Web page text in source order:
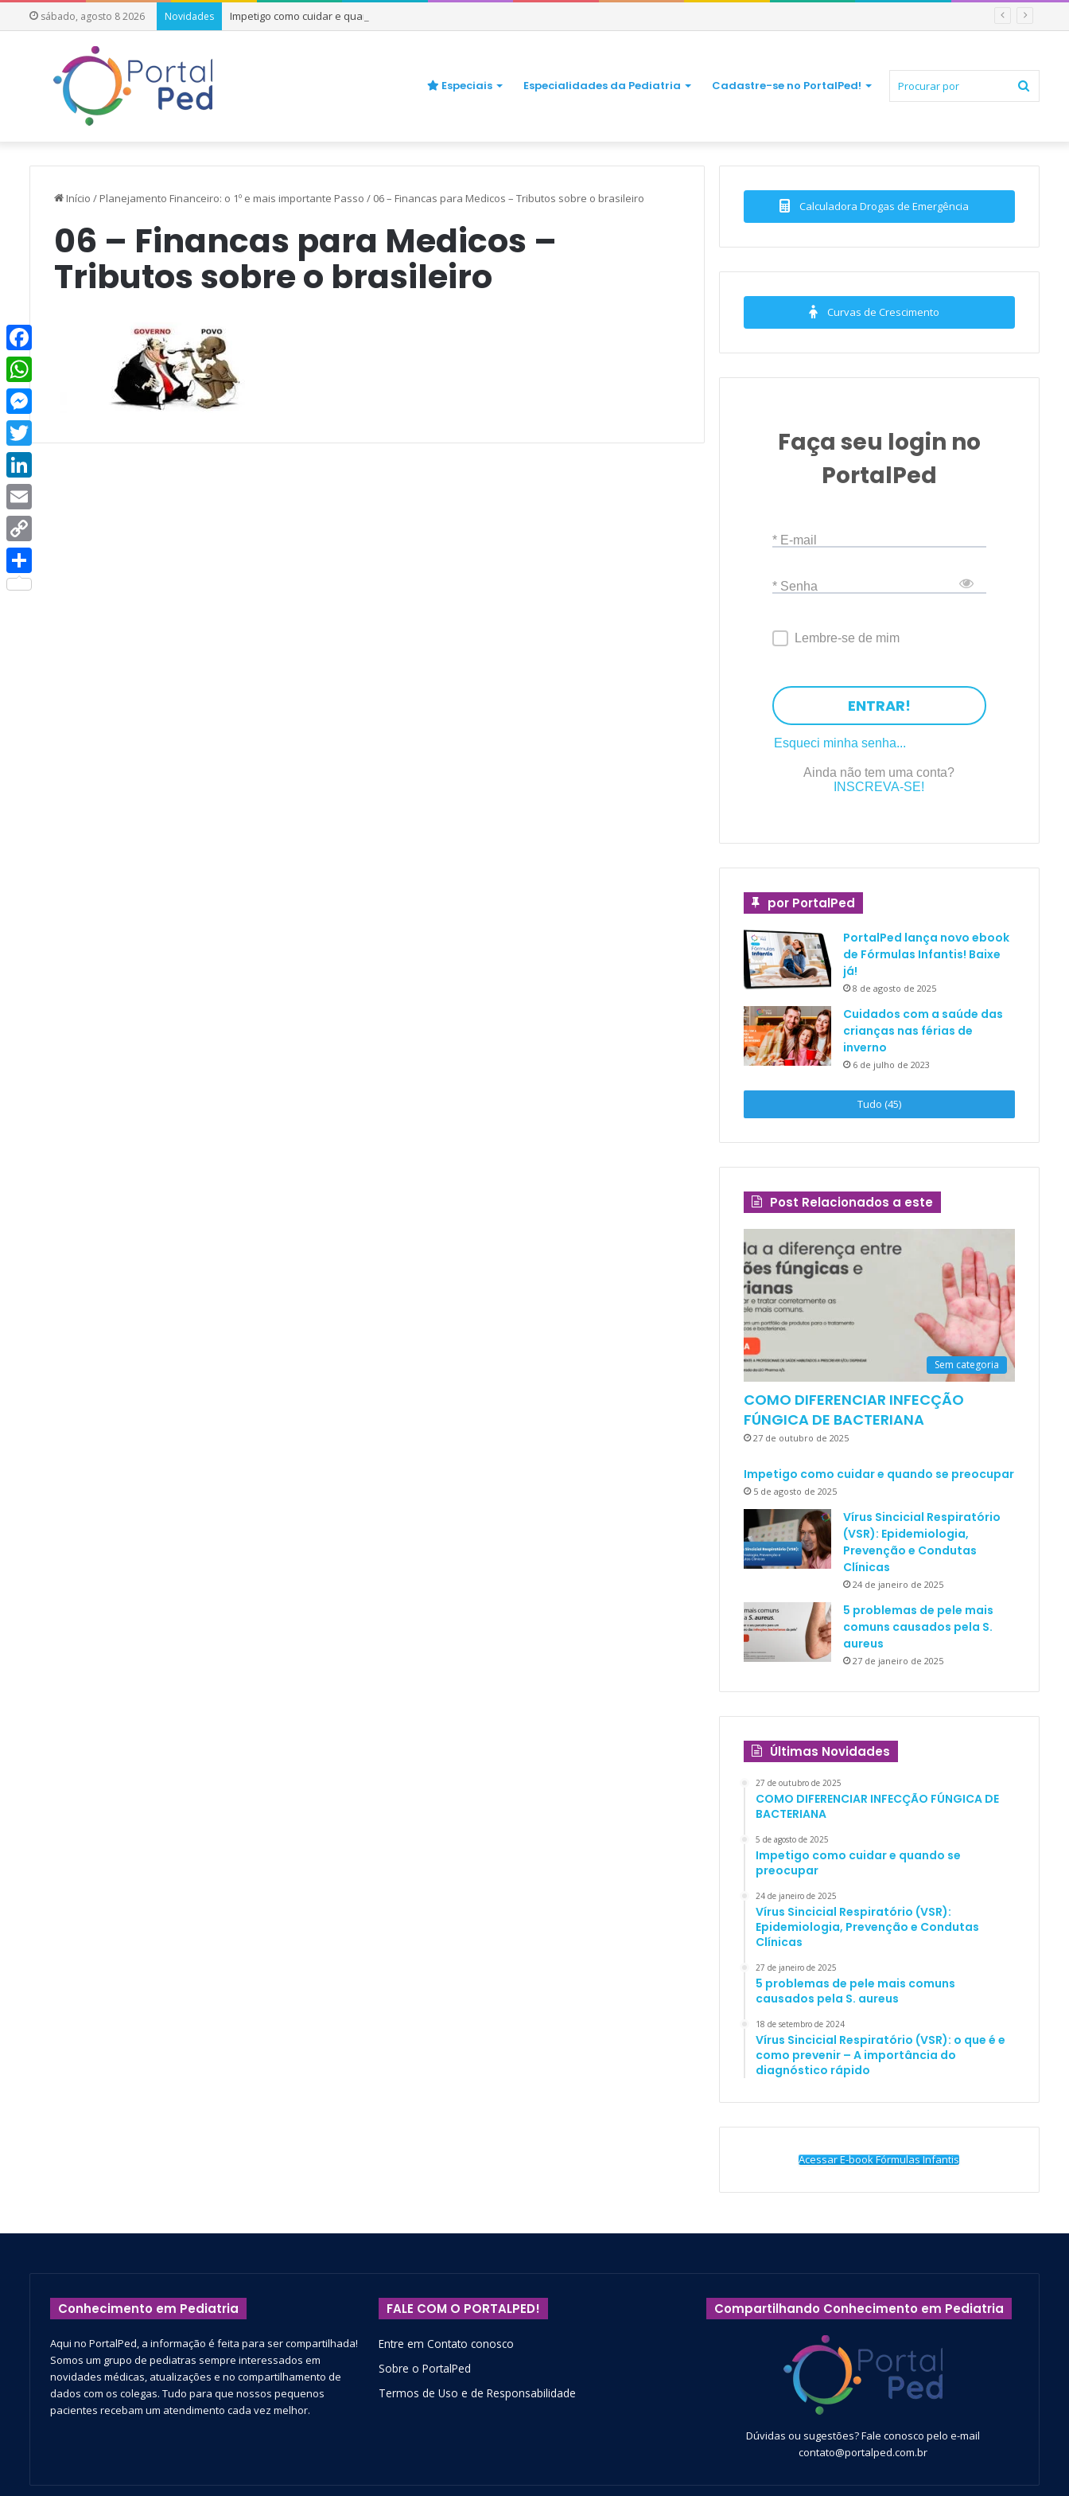
sábado, agosto 8 2026 Novidades Impetigo como cuidar e quando se preocupar
Especiais Especialidades da Pediatria Cadastre-se no PortalPed!
Início / Planejamento Financeiro: o 1º e mais importante Passo / 06 – Financas para Medicos – Tributos sobre o brasileiro
06 – Financas para Medicos –
Tributos sobre o brasileiro
Calculadora Drogas de Emergência
Curvas de Crescimento
Faça seu login no
PortalPed
* E-mail
* Senha
Lembre-se de mim
ENTRAR!
Esqueci minha senha...
Ainda não tem uma conta?
INSCREVA-SE!
por PortalPed
PortalPed lança novo ebook
de Fórmulas Infantis! Baixe
já!
8 de agosto de 2025
Cuidados com a saúde das
crianças nas férias de
inverno
6 de julho de 2023
Tudo (45)
Post Relacionados a este
Sem categoria
COMO DIFERENCIAR INFECÇÃO
FÚNGICA DE BACTERIANA
27 de outubro de 2025
Impetigo como cuidar e quando se preocupar
5 de agosto de 2025
Vírus Sincicial Respiratório
(VSR): Epidemiologia,
Prevenção e Condutas
Clínicas
24 de janeiro de 2025
5 problemas de pele mais
comuns causados pela S.
aureus
27 de janeiro de 2025
Últimas Novidades
27 de outubro de 2025
COMO DIFERENCIAR INFECÇÃO FÚNGICA DE
BACTERIANA
5 de agosto de 2025
Impetigo como cuidar e quando se
preocupar
24 de janeiro de 2025
Vírus Sincicial Respiratório (VSR):
Epidemiologia, Prevenção e Condutas
Clínicas
27 de janeiro de 2025
5 problemas de pele mais comuns
causados pela S. aureus
18 de setembro de 2024
Vírus Sincicial Respiratório (VSR): o que é e
como prevenir – A importância do
diagnóstico rápido
Acessar E-book Fórmulas Infantis
Conhecimento em Pediatria
Aqui no PortalPed, a informação é feita para ser compartilhada!
Somos um grupo de pediatras sempre interessados em
novidades médicas, atualizações e no compartilhamento de
dados com os colegas. Tudo para que nossos pequenos
pacientes recebam um atendimento cada vez melhor.
FALE COM O PORTALPED!
Entre em Contato conosco
Sobre o PortalPed
Termos de Uso e de Responsabilidade
Compartilhando Conhecimento em Pediatria
Dúvidas ou sugestões? Fale conosco pelo e-mail
contato@portalped.com.br
Facebook
WhatsApp
Messenger
Twitter
LinkedIn
Email
Copy
Link
Share